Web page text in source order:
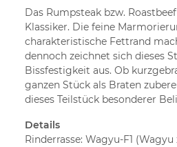
Das Rumpsteak bzw.
Klassiker. Die feine
charakteristische Fettrand
dennoch zeichnet sich dieses
Bissfestigkeit aus. Ob
ganzen Stück als Braten
dieses Teilstück besonderer
Details
Rinderrasse: Wagyu-F1 (Wagyu